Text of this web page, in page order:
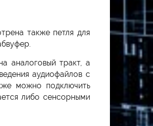
также петля для
аналоговый тракт, а
аудиофайлов с
можно подключить
либо сенсорными